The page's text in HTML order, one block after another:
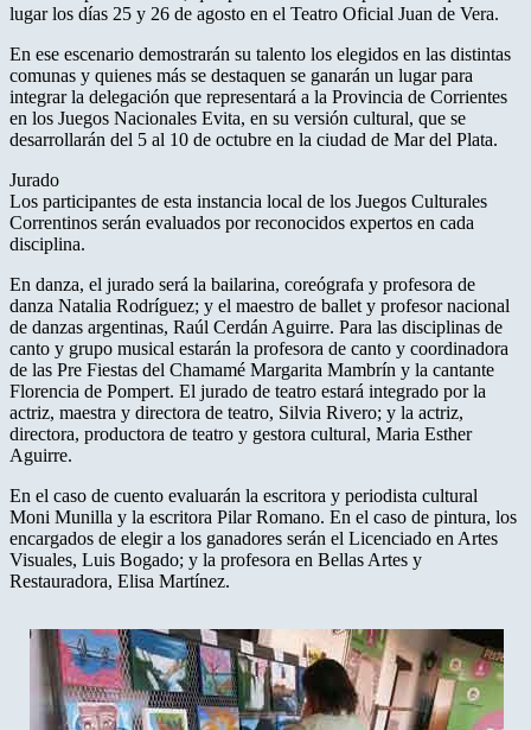
lugar los días 25 y 26 de agosto en el Teatro Oficial Juan de Vera.
En ese escenario demostrarán su talento los elegidos en las distintas
comunas y quienes más se destaquen se ganarán un lugar para
integrar la delegación que representará a la Provincia de Corrientes
en los Juegos Nacionales Evita, en su versión cultural, que se
desarrollarán del 5 al 10 de octubre en la ciudad de Mar del Plata.
Jurado
Los participantes de esta instancia local de los Juegos Culturales
Correntinos serán evaluados por reconocidos expertos en cada
disciplina.
En danza, el jurado será la bailarina, coreógrafa y profesora de
danza Natalia Rodríguez; y el maestro de ballet y profesor nacional
de danzas argentinas, Raúl Cerdán Aguirre. Para las disciplinas de
canto y grupo musical estarán la profesora de canto y coordinadora
de las Pre Fiestas del Chamamé Margarita Mambrín y la cantante
Florencia de Pompert. El jurado de teatro estará integrado por la
actriz, maestra y directora de teatro, Silvia Rivero; y la actriz,
directora, productora de teatro y gestora cultural, Maria Esther
Aguirre.
En el caso de cuento evaluarán la escritora y periodista cultural
Moni Munilla y la escritora Pilar Romano. En el caso de pintura, los
encargados de elegir a los ganadores serán el Licenciado en Artes
Visuales, Luis Bogado; y la profesora en Bellas Artes y
Restauradora, Elisa Martínez.